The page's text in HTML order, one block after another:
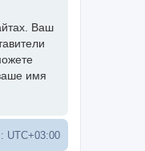
Ваш
имя
UTC+03:00